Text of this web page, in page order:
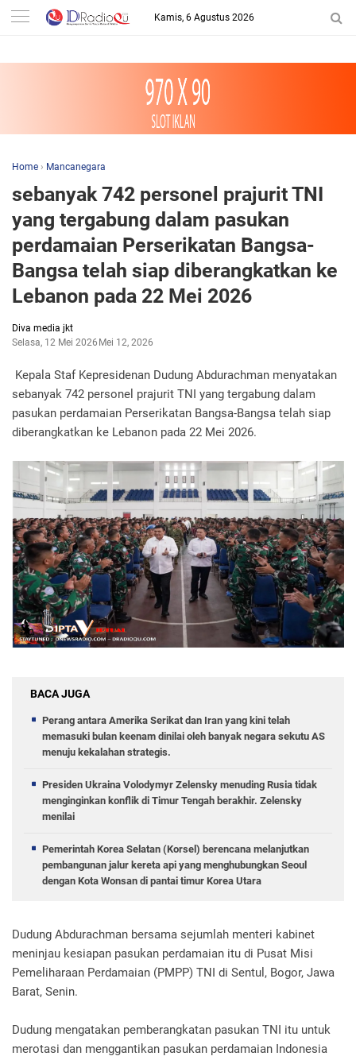
-->
Kamis, 6 Agustus 2026
Home › Mancanegara
sebanyak 742 personel prajurit TNI
yang tergabung dalam pasukan
perdamaian Perserikatan Bangsa-
Bangsa telah siap diberangkatkan ke
Lebanon pada 22 Mei 2026
Diva media jkt
Selasa, 12 Mei 2026 Mei 12, 2026
Kepala Staf Kepresidenan Dudung Abdurachman menyatakan
sebanyak 742 personel prajurit TNI yang tergabung dalam
pasukan perdamaian Perserikatan Bangsa-Bangsa telah siap
diberangkatkan ke Lebanon pada 22 Mei 2026.
BACA JUGA
Perang antara Amerika Serikat dan Iran yang kini telah
memasuki bulan keenam dinilai oleh banyak negara sekutu AS
menuju kekalahan strategis.
Presiden Ukraina Volodymyr Zelensky menuding Rusia tidak
menginginkan konflik di Timur Tengah berakhir. Zelensky
menilai
Pemerintah Korea Selatan (Korsel) berencana melanjutkan
pembangunan jalur kereta api yang menghubungkan Seoul
dengan Kota Wonsan di pantai timur Korea Utara
Dudung Abdurachman bersama sejumlah menteri kabinet
meninjau kesiapan pasukan perdamaian itu di Pusat Misi
Pemeliharaan Perdamaian (PMPP) TNI di Sentul, Bogor, Jawa
Barat, Senin.
Dudung mengatakan pemberangkatan pasukan TNI itu untuk
merotasi dan menggantikan pasukan perdamaian Indonesia